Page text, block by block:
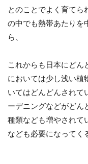
とのことでよく育てら
の中でも熱帯あたりを
ら、
これからも日本にどん
においては少し浅い植
いてはどんどんされて
ーデニングなどがどん
種類なども増やされて
なども必要になってく